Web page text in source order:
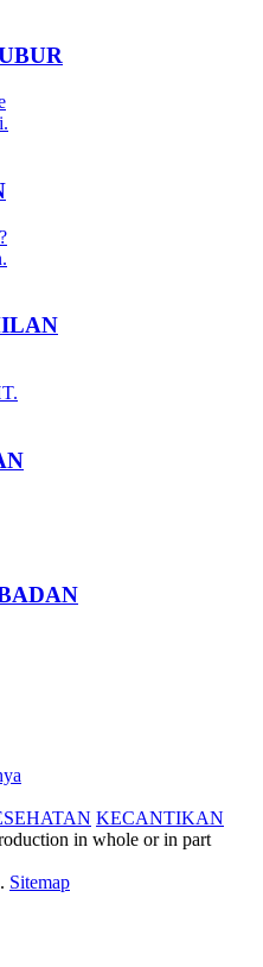
KECANTIKAN
in whole or in part
. Sitemap